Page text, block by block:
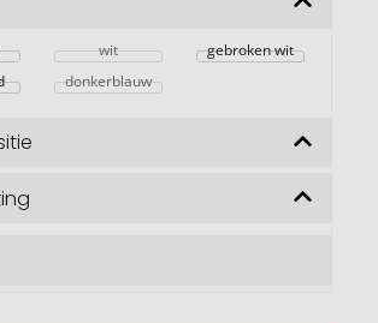
wit
gebroken wit
donkerblauw